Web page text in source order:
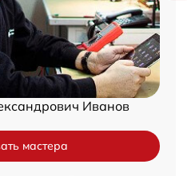
Иванов
мастера